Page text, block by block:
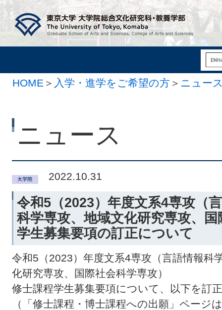
HOME ＞ 入学・進学をご希望の方 ＞ ニュー
ニュース
2022.10.31
令和5（2023）年度文系4専攻（
科学専攻、地域文化研究専攻、
学生募集要項の訂正について
令和5（2023）年度文系4専攻（言語情報科
化研究専攻、国際社会科学専攻）
修士課程学生募集要項について、以下を訂
（「修士課程・博士課程への出願」ページは